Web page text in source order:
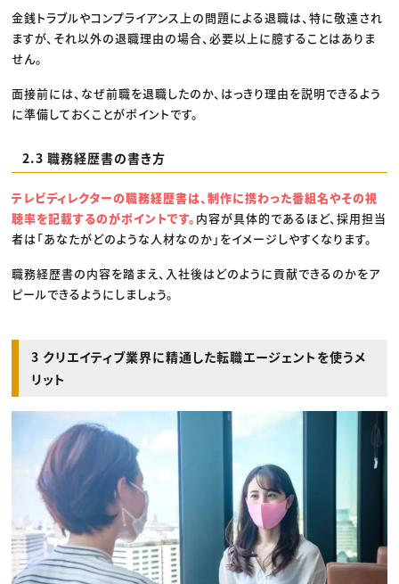
金銭トラブルやコンプライアンス上の問題による退職は、特に敬遠され
ますが、それ以外の退職理由の場合、必要以上に臆することはありま
せん。
面接前には、なぜ前職を退職したのか、はっきり理由を説明できるよう
に準備しておくことがポイントです。
2.3 職務経歴書の書き方
テレビディレクターの職務経歴書は、制作に携わった番組名やその視
聴率を記載するのがポイントです。 内容が具体的であるほど、採用担当
者は「あなたがどのような人材なのか」をイメージしやすくなります。
職務経歴書の内容を踏まえ、入社後はどのように貢献できるのかをア
ピールできるようにしましょう。
3 クリエイティブ業界に精通した転職エージェントを使うメ
リット